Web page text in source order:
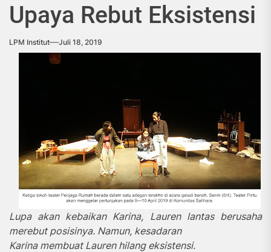
Upaya Rebut Eksistensi
LPM Institut Juli 18, 2019
Lupa akan kebaikan Karina, Lauren lantas berusaha
merebut posisinya. Namun, kesadaran
Karina membuat Lauren hilang eksistensi.